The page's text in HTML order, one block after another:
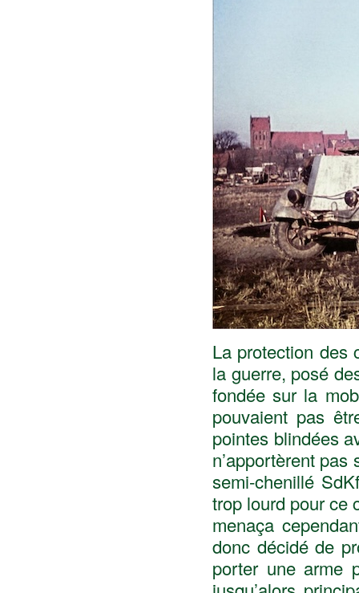
La protection des
la guerre, posé
fondée sur la
pouvaient pas
pointes blindées
n’apportèrent
semi-chenillé
trop lourd pour ce
menaça
donc décidé de
porter une arme